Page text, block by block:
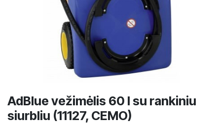
AdBlue vežimėlis 60 l su rankiniu
siurbliu (11127, CEMO)